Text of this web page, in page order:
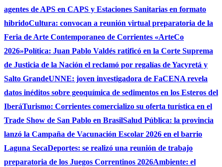
agentes de APS en CAPS y Estaciones Sanitarias en formato
hibridoCultura: convocan a reunión virtual preparatoria de la
Feria de Arte Contemporaneo de Corrientes «ArteCo
2026»Política: Juan Pablo Valdés ratificó en la Corte Suprema
de Justicia de la Nación el reclamó por regalías de Yacyretá y
Salto GrandeUNNE: joven investigadora de FaCENA revela
datos inéditos sobre geoquímica de sedimentos en los Esteros del
IberáTurismo: Corrientes comercializo su oferta turística en el
Trade Show de San Pablo en BrasilSalud Pública: la provincia
lanzó la Campaña de Vacunación Escolar 2026 en el barrio
Laguna SecaDeportes: se realizó una reunión de trabajo
preparatoria de los Juegos Correntinos 2026Ambiente: el